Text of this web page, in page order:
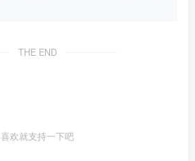
THE END
喜欢就支持一下吧